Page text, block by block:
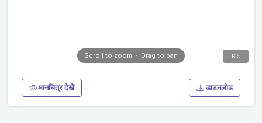
0%
मानचित्र देखें डाउनलोड